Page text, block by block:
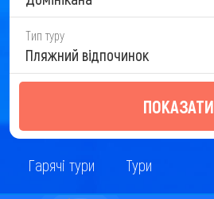
Тип туру
Пляжний відпочинок
ПОКАЗАТИ
Гарячі тури Тури